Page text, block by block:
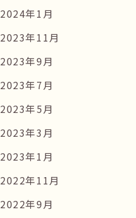
2024年1月
2023年11月
2023年9月
2023年7月
2023年5月
2023年3月
2023年1月
2022年11月
2022年9月